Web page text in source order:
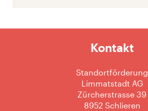
Kontakt
Standortförderung
Limmatstadt AG
Zürcherstrasse 39
8952 Schlieren